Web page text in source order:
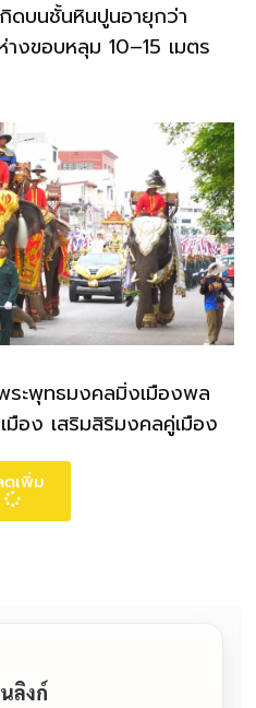
ดบนชั้นหินปูนอายุกว่า
งขอบหลุม 10–15 เมตร
ะพุทธมงคลมิ่งเมืองพล
มือง เสริมสิริมงคลคู่เมือง
ดเพิ่ม
ลิงก์